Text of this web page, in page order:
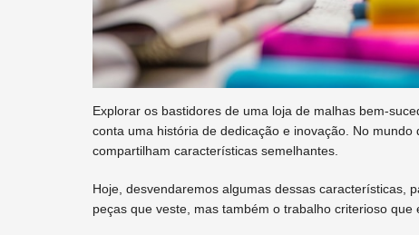
Explorar os bastidores de uma loja de malhas bem-
conta uma história de dedicação e inovação. No
compartilham características semelhantes.
Hoje, desvendaremos algumas dessas características,
peças que veste, mas também o trabalho criterioso que